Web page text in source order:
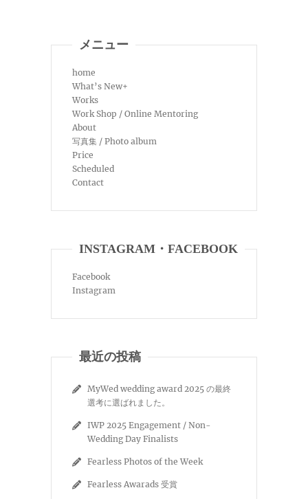
メニュー
home
What’s New+
Works
Work Shop / Online Mentoring
About
写真集 / Photo album
Price
Scheduled
Contact
INSTAGRAM・FACEBOOK
Facebook
Instagram
最近の投稿
MyWed wedding award 2025 の最終
選考に選ばれました。
IWP 2025 Engagement / Non-
Wedding Day Finalists
Fearless Photos of the Week
Fearless Awarads 受賞